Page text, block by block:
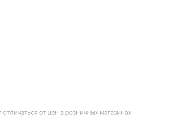
от цен в розничных магазинах